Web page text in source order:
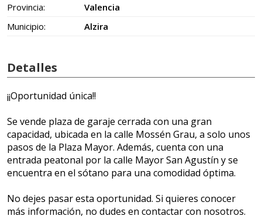
Provincia:
Valencia
Municipio:
Alzira
Detalles
¡¡Oportunidad única!!
Se vende plaza de garaje cerrada con una gran
capacidad, ubicada en la calle Mossén Grau, a solo unos
pasos de la Plaza Mayor. Además, cuenta con una
entrada peatonal por la calle Mayor San Agustín y se
encuentra en el sótano para una comodidad óptima.
No dejes pasar esta oportunidad. Si quieres conocer
más información, no dudes en contactar con nosotros.